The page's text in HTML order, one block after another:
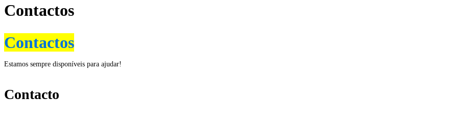
Contactos
Contactos
Estamos sempre disponíveis para ajudar!
Contacto